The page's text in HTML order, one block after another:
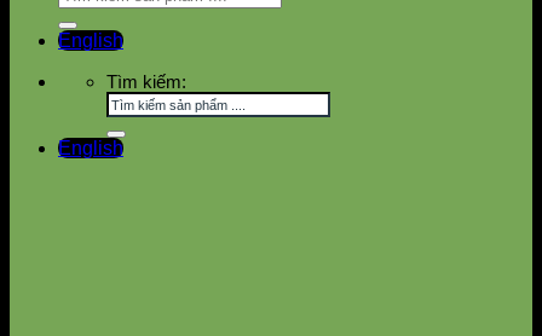
English
Tìm kiếm:
English